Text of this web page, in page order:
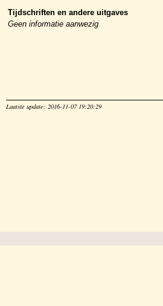
Tijdschriften en andere uitgaves
Geen informatie aanwezig
Laatste update: 2016-11-07 19:20:29